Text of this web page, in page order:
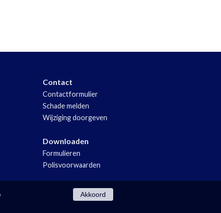
Akkoord
Contact
Contactformulier
Schade melden
Wijziging doorgeven
Downloaden
Formulieren
Polisvoorwaarden